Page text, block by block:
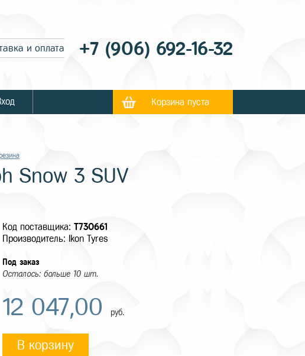
и оплата +7 (906) 692-16-32
Корзина пуста
Snow 3 SUV
Код поставщика: T730661
Производитель: Ikon Tyres
Под заказ
Осталось: больше 10 шт.
12 047,00 руб.
В корзину